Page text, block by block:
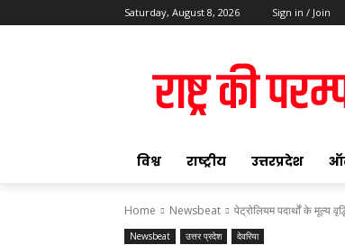
Saturday, August 8, 2026 Sign in / Join
विश्व राष्ट्रीय उत्तरप्रदेश
Home Newsbeat पेट्रोलियम पदार्थों के मूल्य
Newsbeat उत्तर प्रदेश देवरिया